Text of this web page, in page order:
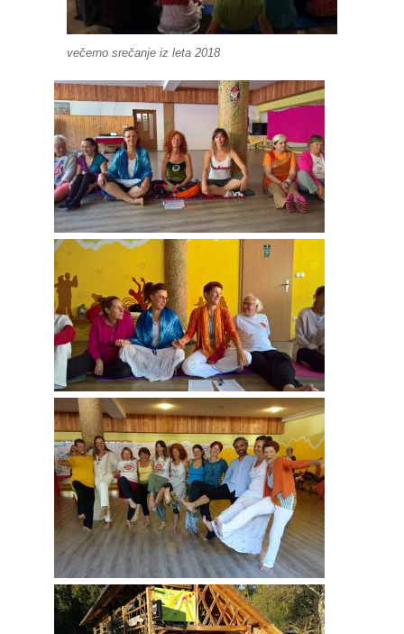
večerno srečanje iz leta 2018